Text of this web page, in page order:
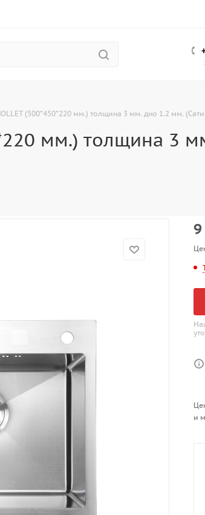
(500*450*220 мм.) толщина 3 мм. дно 1.2 мм.
мм.) толщина 3
и